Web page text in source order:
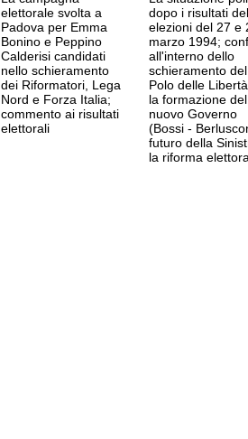
elettorale svolta a
Padova per Emma
Bonino e Peppino
Calderisi candidati
nello schieramento
dei Riformatori, Lega
Nord e Forza Italia;
commento ai risultati
elettorali
dopo i risultati
elezioni del 27 e
marzo 1994;
all'interno dello
schieramento del
Polo delle
la formazione del
nuovo Governo
(Bossi -
futuro della
la riforma